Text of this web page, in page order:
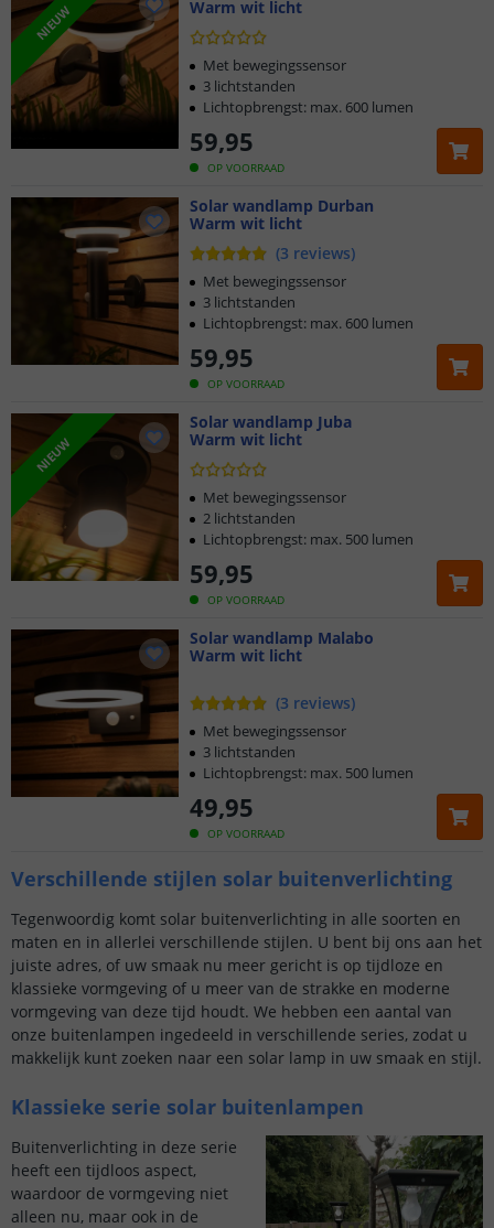
NIEUW Warm wit licht
OP VOORRAAD
59,95
Met bewegingssensor
3 lichtstanden
Lichtopbrengst: max. 600 lumen
Solar wandlamp Durban
Warm wit licht
(3 reviews)
OP VOORRAAD
59,95
Met bewegingssensor
3 lichtstanden
Lichtopbrengst: max. 600 lumen
NIEUW
Solar wandlamp Juba
Warm wit licht
OP VOORRAAD
59,95
Met bewegingssensor
2 lichtstanden
Lichtopbrengst: max. 500 lumen
Solar wandlamp Malabo
Warm wit licht
(3 reviews)
OP VOORRAAD
49,95
Met bewegingssensor
3 lichtstanden
Lichtopbrengst: max. 500 lumen
Verschillende stijlen solar buitenverlichting
Tegenwoordig komt solar buitenverlichting in alle soorten en
maten en in allerlei verschillende stijlen. U bent bij ons aan het
juiste adres, of uw smaak nu meer gericht is op tijdloze en
klassieke vormgeving of u meer van de strakke en moderne
vormgeving van deze tijd houdt. We hebben een aantal van
onze buitenlampen ingedeeld in verschillende series, zodat u
makkelijk kunt zoeken naar een solar lamp in uw smaak en stijl.
Klassieke serie solar buitenlampen
Buitenverlichting in deze serie
heeft een tijdloos aspect,
waardoor de vormgeving niet
alleen nu, maar ook in de